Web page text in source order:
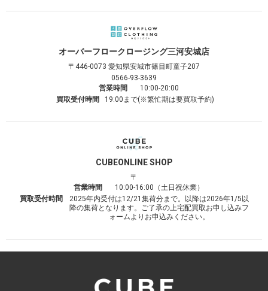
オーバーフロークロージング三河安城店
〒446-0073 愛知県安城市篠目町童子207
0566-93-3639
営業時間
10:00-20:00
買取受付時間
19:00まで(※繁忙期は要買取予約)
CUBEONLINE SHOP
〒
営業時間
10:00-16:00（土日祝休業）
買取受付時間
2025年内受付は12/21集荷分まで。以降は2026年1/5以
降の集荷となります。ご了承の上宅配買取お申し込みフ
ォームよりお申込みください。